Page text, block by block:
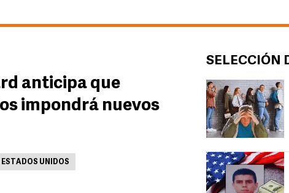
SELECCIÓN
anticipa que
impondrá nuevos
ESTADOS UNIDOS